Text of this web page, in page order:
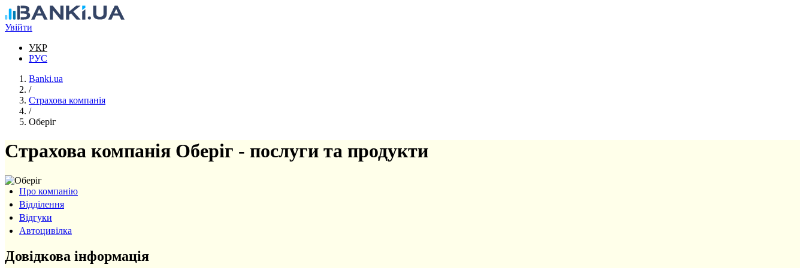
Перейти до основного вмісту
Увійти
УКР
РУС
Banki.ua
/
Страхова компанія
/
Оберіг
Страхова компанія Оберіг - послуги та продукти
Про компанію
Відділення
Відгуки
Автоцивілка
Довідкова інформація